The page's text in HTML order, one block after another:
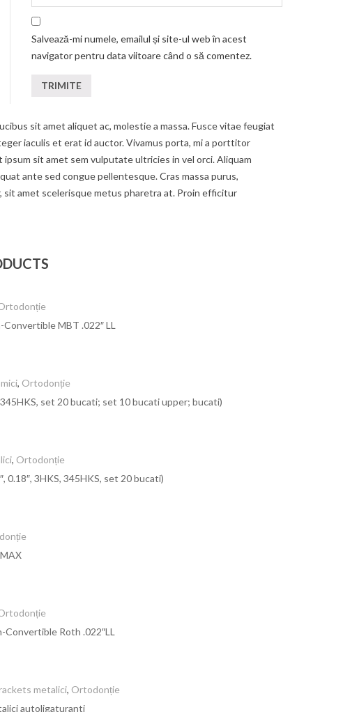
Salvează-mi numele, emailul și site-ul web în acest
navigator pentru data viitoare când o să comentez.
sit amet aliquet ac, molestie a massa. Fusce vitae feugiat
iaculis et erat id auctor. Vivamus porta, mi a porttitor
sit amet sem vulputate ultricies in vel orci. Aliquam
ante sed congue pellentesque. Cras massa purus,
amet scelerisque metus pharetra at. Proin efficitur
MBT .022″ LL
, Ortodonție
set 20 bucati; set 10 bucati upper; bucati)
, Ortodonție
0.18″, 3HKS, 345HKS, set 20 bucati)
Roth .022″LL
metalici, Ortodonție
autoligaturanti